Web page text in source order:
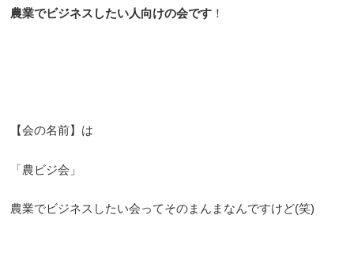
農業でビジネスしたい人向けの会です ！
【会の名前】は
「農ビジ会」
農業でビジネスしたい会ってそのまんまなんですけど(笑)